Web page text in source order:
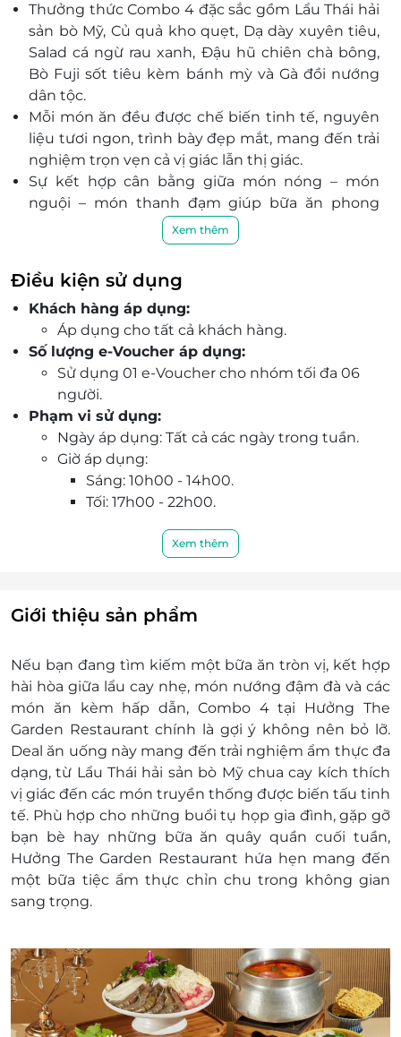
Thưởng thức Combo 4 đặc sắc gồm Lẩu Thái hải
sản bò Mỹ, Củ quả kho quẹt, Dạ dày xuyên tiêu,
Salad cá ngừ rau xanh, Đậu hũ chiên chà bông,
Bò Fuji sốt tiêu kèm bánh mỳ và Gà đồi nướng
dân tộc.
Mỗi món ăn đều được chế biến tinh tế, nguyên
liệu tươi ngon, trình bày đẹp mắt, mang đến trải
nghiệm trọn vẹn cả vị giác lẫn thị giác.
Sự kết hợp cân bằng giữa món nóng – món
nguội – món thanh đạm giúp bữa ăn phong
phú, dễ thưởng thức và phù hợp nhiều khẩu vị.
Không gian Hưởng The Garden sang trọng, hiện
đại, rộng rãi với nhiều cây xanh, sức chứa lớn tới
300 khách, phù hợp cho mọi sự kiện.
Lý tưởng cho các buổi họp mặt gia đình, bạn bè,
liên hoan, sinh nhật hoặc gặp gỡ đối tác trong
không gian lịch sự, riêng tư.
Thiết kế nhà hàng pha nét châu Âu tinh tế,
nhiều khu vực riêng và phòng VIP tiện nghi, đội
ngũ nhân viên phục vụ tận tình, chu đáo.
Tận hưởng bữa tiệc ẩm thực cao cấp với Combo
4 tại Hưởng The Garden Restaurant, mang đến
trải nghiệm vị giác đáng nhớ.
Đặt deal ngay qua LifeLink để khám phá ẩm
thực tinh hoa, bày trí đẹp mắt cùng ưu đãi tốt
nhất và giữ chỗ dễ dàng.
Xem thêm
Điều kiện sử dụng
Khách hàng áp dụng:
Áp dụng cho tất cả khách hàng.
Số lượng e-Voucher áp dụng:
Sử dụng 01 e-Voucher cho nhóm tối đa 06
người.
Phạm vi sử dụng:
Ngày áp dụng: Tất cả các ngày trong tuần.
Giờ áp dụng:
Sáng: 10h00 - 14h00.
Tối: 17h00 - 22h00.
Địa chỉ: Số 51A Trung Hoà, Yên Hòa, Hà Nội.
Điều kiện khác:
Không áp dụng đồng thời các chương trình
Không quy đổi thành tiền mặt.
Không áp dụng vào các ngày Lễ, Tết như
30/4, 1/5, Tết Âm lịch và các ngày Lễ, Tết theo
quy định.
Giá bán chưa bao gồm Thuế giá trị gia tăng
(VAT).
Xem thêm
Giới thiệu sản phẩm
Nếu bạn đang tìm kiếm một bữa ăn tròn vị, kết hợp
hài hòa giữa lẩu cay nhẹ, món nướng đậm đà và các
món ăn kèm hấp dẫn, Combo 4 tại Hưởng The
Garden Restaurant chính là gợi ý không nên bỏ lỡ.
Deal ăn uống này mang đến trải nghiệm ẩm thực đa
dạng, từ Lẩu Thái hải sản bò Mỹ chua cay kích thích
vị giác đến các món truyền thống được biến tấu tinh
tế. Phù hợp cho những buổi tụ họp gia đình, gặp gỡ
bạn bè hay những bữa ăn quây quần cuối tuần,
Hưởng The Garden Restaurant hứa hẹn mang đến
một bữa tiệc ẩm thực chỉn chu trong không gian
sang trọng.